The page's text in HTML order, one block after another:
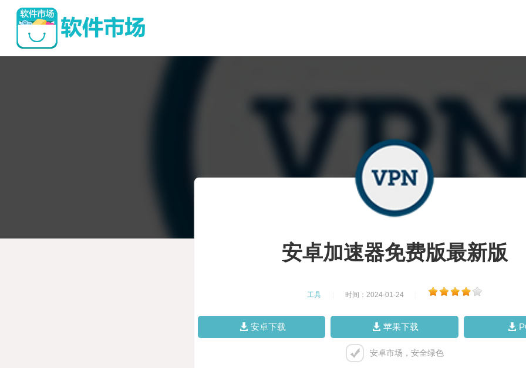
安卓加速器免费版最新版
工具 时间：2024-01-24
安卓下载 苹果下载
安卓市场，安全绿色